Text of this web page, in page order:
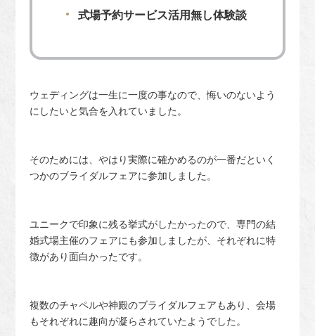
式場予約サービス活用無し体験談
ウェディングは一生に一度の事なので、悔いのないよう
にしたいと気合を入れていました。
そのためには、やはり実際に確かめるのが一番だといく
つかのブライダルフェアに参加しました。
ユニークで印象に残る挙式がしたかったので、専門の結
婚式場主催のフェアにも参加しましたが、それぞれに特
徴があり面白かったです。
複数のチャペルや神殿のブライダルフェアもあり、会場
もそれぞれに趣向が凝らされていたようでした。